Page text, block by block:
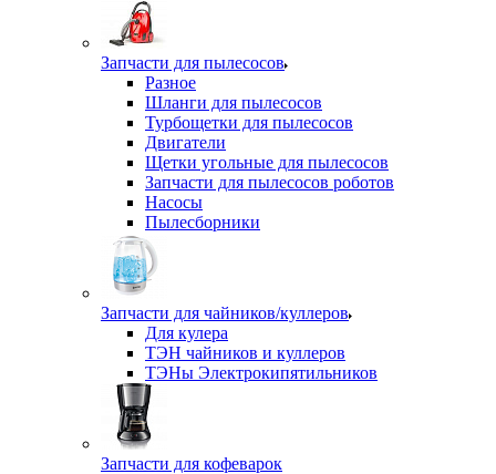
Запчасти для пылесосов
Разное
Шланги для пылесосов
Турбощетки для пылесосов
Двигатели
Щетки угольные для пылесосов
Запчасти для пылесосов роботов
Насосы
Пылесборники
Запчасти для чайников/куллеров
Для кулера
ТЭН чайников и куллеров
ТЭНы Электрокипятильников
Запчасти для кофеварок